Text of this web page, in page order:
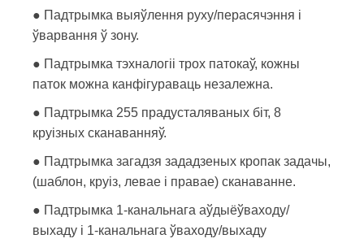
● Падтрымка выяўлення руху/перасячэння і
ўварвання ў зону.
● Падтрымка тэхналогіі трох патокаў, кожны
паток можна канфігураваць незалежна.
● Падтрымка 255 прадусталяваных біт, 8
круізных сканаванняў.
● Падтрымка загадзя зададзеных кропак задачы,
(шаблон, круіз, левае і правае) сканаванне.
● Падтрымка 1-канальнага аўдыёўваходу/
выхаду і 1-канальнага ўваходу/выхаду